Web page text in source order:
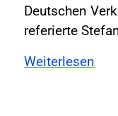
Deutschen
referierte
Weiterlesen